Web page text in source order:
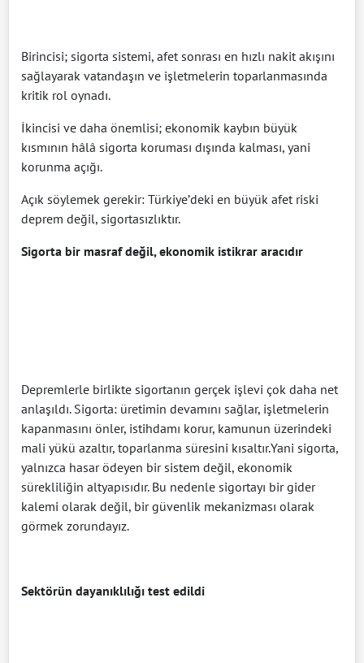
Birincisi; sigorta sistemi, afet sonrası en hızlı nakit akışını
sağlayarak vatandaşın ve işletmelerin toparlanmasında
kritik rol oynadı.
İkincisi ve daha önemlisi; ekonomik kaybın büyük
kısmının hâlâ sigorta koruması dışında kalması, yani
korunma açığı.
Açık söylemek gerekir: Türkiye’deki en büyük afet riski
deprem değil, sigortasızlıktır.
Sigorta bir masraf değil, ekonomik istikrar aracıdır
Depremlerle birlikte sigortanın gerçek işlevi çok daha net
anlaşıldı. Sigorta: üretimin devamını sağlar, işletmelerin
kapanmasını önler, istihdamı korur, kamunun üzerindeki
mali yükü azaltır, toparlanma süresini kısaltır.Yani sigorta,
yalnızca hasar ödeyen bir sistem değil, ekonomik
sürekliliğin altyapısıdır. Bu nedenle sigortayı bir gider
kalemi olarak değil, bir güvenlik mekanizması olarak
görmek zorundayız.
Sektörün dayanıklılığı test edildi